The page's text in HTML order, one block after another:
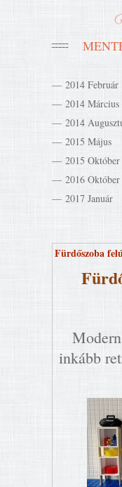
2014 Február
2014 Március
2014
2015 Május
2015 Október
2016 Október
2017 Január
Fürdőszoba
inkább